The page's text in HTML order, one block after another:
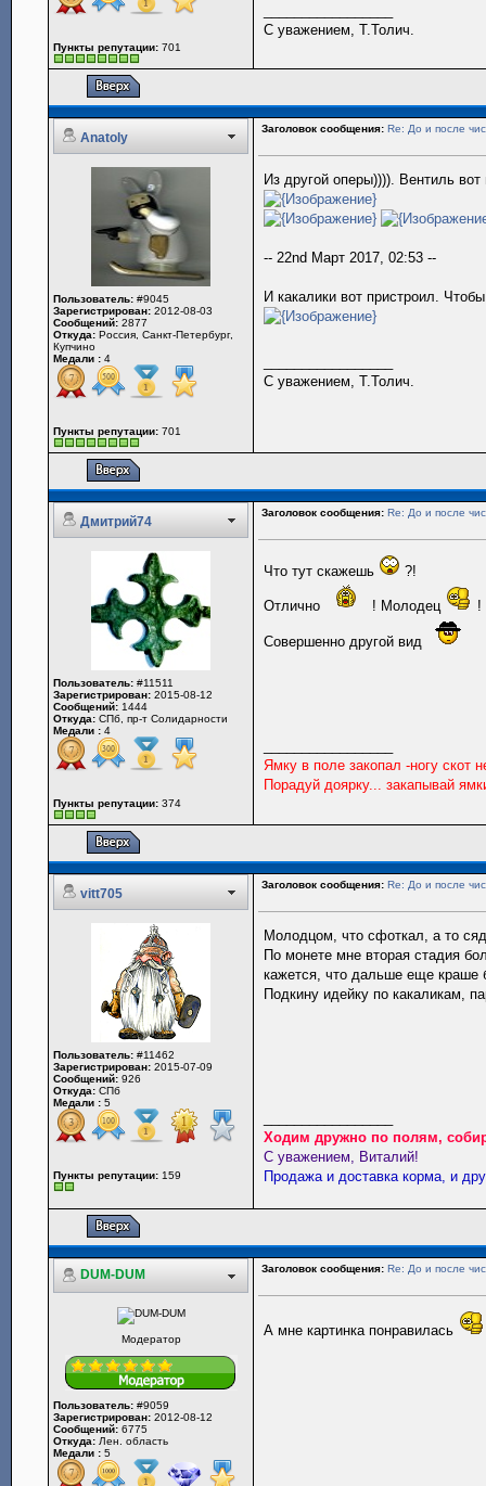
Пункты репутации: 701
С уважением, Т.Толич.
Anatoly
Заголовок сообщения: Re: До и после
Пользователь: #9045
Зарегистрирован: 2012-08-03
Сообщений: 2877
Откуда: Россия, Санкт-Петербург,
Купчино
Медали : 4
Пункты репутации: 701
Из другой оперы)))). Вентиль
-- 22nd Март 2017, 02:53 --
И какалики вот пристроил.
С уважением, Т.Толич.
Дмитрий74
Заголовок сообщения: Re: До и после
Пользователь: #11511
Зарегистрирован: 2015-08-12
Сообщений: 1444
Откуда: СПб, пр-т Солидарности
Медали : 4
Пункты репутации: 374
Что тут скажешь ?!
Отлично ! Молодец !
Совершенно другой вид
Ямку в поле закопал -ногу скот
Порадуй доярку... закапывай
vitt705
Заголовок сообщения: Re: До и после
Пользователь: #11462
Зарегистрирован: 2015-07-09
Сообщений: 926
Откуда: СПб
Медали : 5
Пункты репутации: 159
Молодцом, что сфоткал, а то
По монете мне вторая стадия
кажется, что дальше еще краше
Подкину идейку по какаликам,
Ходим дружно по полям,
С уважением, Виталий!
Продажа и доставка корма, и
DUM-DUM Заголовок сообщения: Re: До и после
Модератор
Пользователь: #9059
Зарегистрирован: 2012-08-12
Сообщений: 6775
Откуда: Лен. область
Медали : 5
А мне картинка понравилась